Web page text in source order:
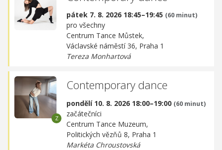
pátek 7. 8. 2026 18:45–19:45 (60 minut)
pro všechny
Centrum Tance Můstek,
Václavské náměstí 36, Praha 1
Tereza Monhartová
Contemporary dance
pondělí 10. 8. 2026 18:00–19:00 (60 minut)
začátečníci
Centrum Tance Muzeum,
Politických vězňů 8, Praha 1
Markéta Chroustovská